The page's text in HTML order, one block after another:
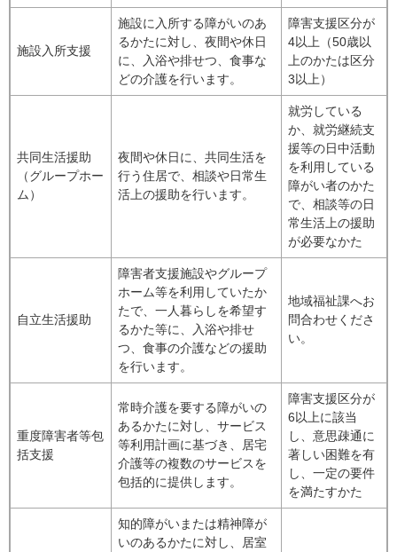
施設入所支援
施設に入所する障がいのあ
るかたに対し、夜間や休日
に、入浴や排せつ、食事な
どの介護を行います。
障害支援区分が
4以上（50歳以
上のかたは区分
3以上）
共同生活援助
（グループホー
ム）
夜間や休日に、共同生活を
行う住居で、相談や日常生
活上の援助を行います。
就労している
か、就労継続支
援等の日中活動
を利用している
障がい者のかた
で、相談等の日
常生活上の援助
が必要なかた
自立生活援助
障害者支援施設やグループ
ホーム等を利用していたか
たで、一人暮らしを希望す
るかた等に、入浴や排せ
つ、食事の介護などの援助
を行います。
地域福祉課へお
問合わせくださ
い。
重度障害者等包
括支援
常時介護を要する障がいの
あるかたに対し、サービス
等利用計画に基づき、居宅
介護等の複数のサービスを
包括的に提供します。
障害支援区分が
6以上に該当
し、意思疎通に
著しい困難を有
し、一定の要件
を満たすかた
知的障がいまたは精神障が
いのあるかたに対し、居室